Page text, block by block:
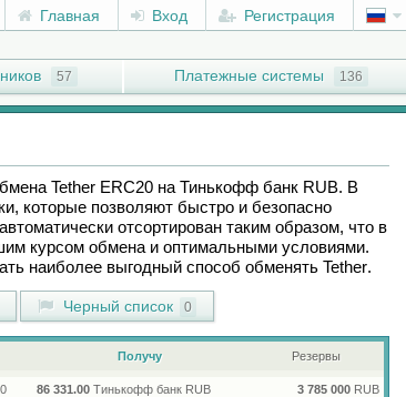
Главная Вход Регистрация
57 Платежные системы 136
Tether ERC20на Тинькофф банк RUB. В
которые позволяют быстро и безопасно
отсортирован таким образом, что в
курсом обмена и оптимальными условиями.
наиболее выгодный способ обменять Tether.
Черный список 0
Получу Резервы
86 331.00Тинькофф банк RUB 3 785 000RUB